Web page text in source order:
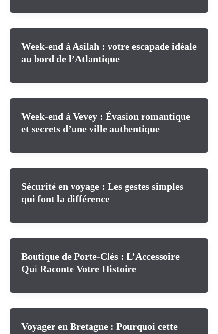
Week-end à Asilah : votre escapade idéale
au bord de l’Atlantique
Week-end à Vevey : Évasion romantique
et secrets d’une ville authentique
Sécurité en voyage : Les gestes simples
qui font la différence
Boutique de Porte-Clés : L’Accessoire
Qui Raconte Votre Histoire
Voyager en Bretagne : Pourquoi cette